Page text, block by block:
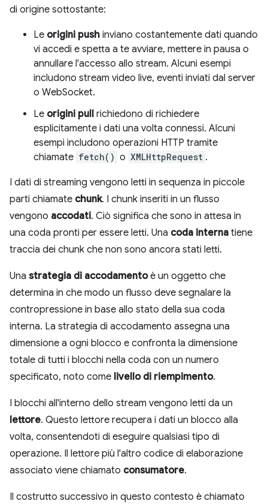
di origine sottostante:
Le origini push inviano costantemente dati quando
vi accedi e spetta a te avviare, mettere in pausa o
annullare l'accesso allo stream. Alcuni esempi
includono stream video live, eventi inviati dal server
o WebSocket.
Le origini pull richiedono di richiedere
esplicitamente i dati una volta connessi. Alcuni
esempi includono operazioni HTTP tramite
chiamate fetch() o XMLHttpRequest .
I dati di streaming vengono letti in sequenza in piccole
parti chiamate chunk. I chunk inseriti in un flusso
vengono accodati. Ciò significa che sono in attesa in
una coda pronti per essere letti. Una coda interna tiene
traccia dei chunk che non sono ancora stati letti.
Una strategia di accodamentoè un oggetto che
determina in che modo un flusso deve segnalare la
contropressione in base allo stato della sua coda
interna. La strategia di accodamento assegna una
dimensione a ogni blocco e confronta la dimensione
totale di tutti i blocchi nella coda con un numero
specificato, noto come livello di riempimento.
I blocchi all'interno dello stream vengono letti da un
lettore. Questo lettore recupera i dati un blocco alla
volta, consentendoti di eseguire qualsiasi tipo di
operazione. Il lettore più l'altro codice di elaborazione
associato viene chiamato consumatore.
Il costrutto successivo in questo contesto è chiamato